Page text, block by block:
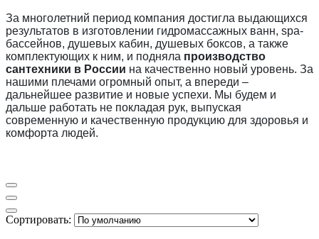
За многолетний период компания достигла выдающихся
результатов в изготовлении гидромассажных ванн, spa-
бассейнов, душевых кабин, душевых боксов, а также
комплектующих к ним, и подняла производство
сантехники в России на качественно новый уровень. За
нашими плечами огромный опыт, а впереди –
дальнейшее развитие и новые успехи. Мы будем и
дальше работать не покладая рук, выпуская
современную и качественную продукцию для здоровья и
комфорта людей.
Сортировать: